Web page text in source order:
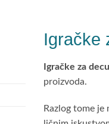
Igračke
Igračke za decu
proizvoda.
Razlog tome